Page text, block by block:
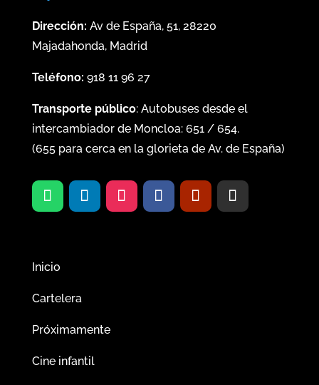
Dirección: Av de España, 51, 28220
Majadahonda, Madrid
Teléfono: 918 11 96 27
Transporte público: Autobuses desde el
intercambiador de Moncloa: 651/ 654.
(655para cerca en la glorieta de Av. de España)
Inicio
Cartelera
Próximamente
Cine infantil